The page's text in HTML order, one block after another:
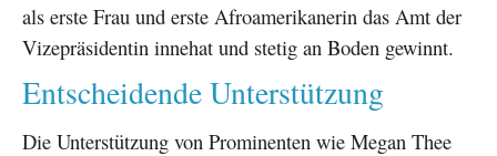
als erste Frau und erste Afroamerikanerin das Amt der
Vizepräsidentin innehat und stetig an Boden gewinnt.
Entscheidende Unterstützung
Die Unterstützung von Prominenten wie Megan Thee